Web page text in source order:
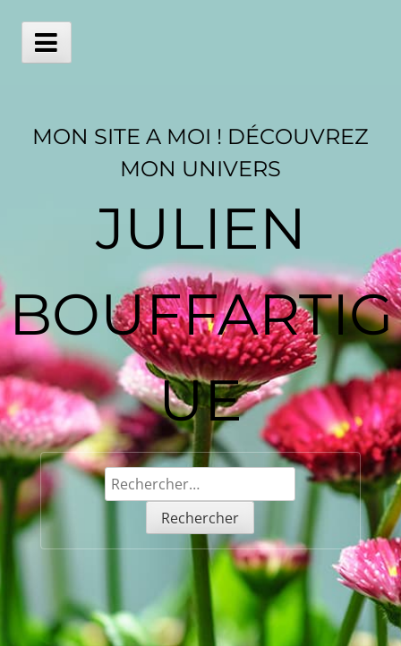
contentMain
MON SITE A MOI ! DÉCOUVREZ
MON UNIVERS
JULIEN
BOUFFARTIG
UE
Rechercher :